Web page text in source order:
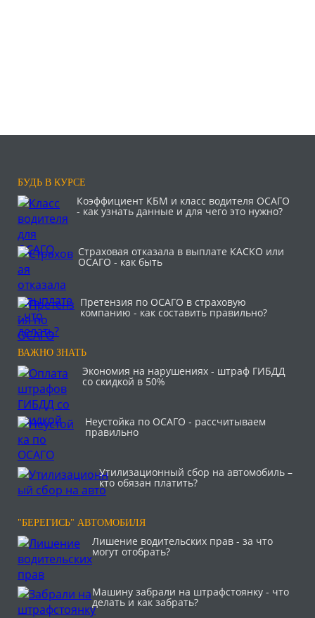
БУДЬ В КУРСЕ
Коэффициент КБМ и класс водителя ОСАГО
- как узнать данные и для чего это нужно?
Страховая отказала в выплате КАСКО или
ОСАГО - как быть
Претензия по ОСАГО в страховую
компанию - как составить правильно?
ВАЖНО ЗНАТЬ
Экономия на нарушениях - штраф ГИБДД
со скидкой в 50%
Неустойка по ОСАГО - рассчитываем
правильно
Утилизационный сбор на автомобиль –
кто обязан платить?
"БЕРЕГИСЬ" АВТОМОБИЛЯ
Лишение водительских прав - за что
могут отобрать?
Машину забрали на штрафстоянку - что
делать и как забрать?